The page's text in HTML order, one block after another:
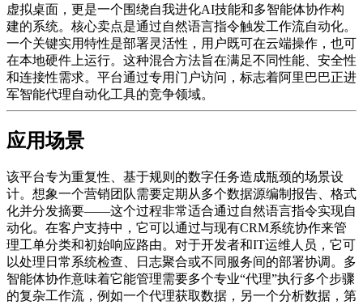
虚拟桌面，更是一个围绕自我进化AI技能和多智能体协作构
建的系统。核心卖点是通过自然语言指令触发工作流自动化。
一个关键实用特性是部署灵活性，用户既可在云端操作，也可
在本地硬件上运行。这种混合方法旨在满足不同性能、安全性
和连接性需求。平台通过专用门户访问，标志着阿里巴巴正进
军智能代理自动化工具的竞争领域。
应用场景
该平台专为重复性、基于规则的数字任务造成瓶颈的场景设
计。想象一个营销团队需要定期从多个数据源编制报告、格式
化并分发摘要——这个过程非常适合通过自然语言指令实现自
动化。在客户支持中，它可以通过与现有CRM系统协作来管
理工单分类和初始响应路由。对于开发者和IT运维人员，它可
以处理日常系统检查、日志聚合或不同服务间的部署协调。多
智能体协作意味着它能管理需要多个专业“代理”执行多个步骤
的复杂工作流，例如一个代理获取数据，另一个分析数据，第